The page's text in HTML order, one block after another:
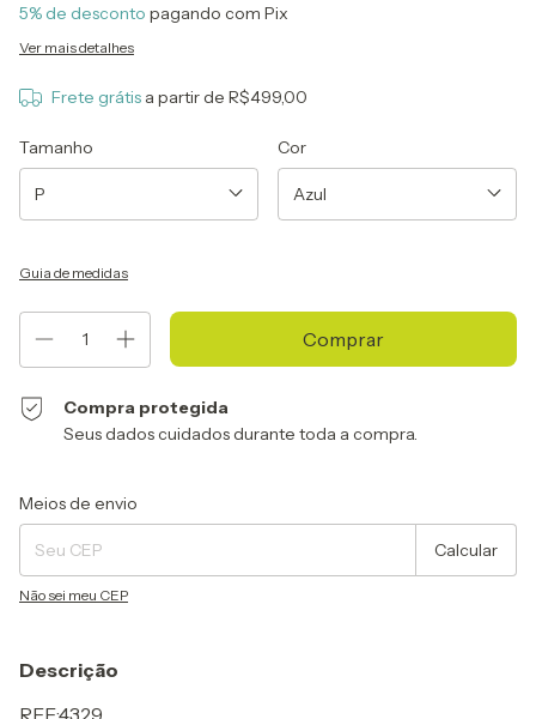
5% de desconto pagando com Pix
Ver mais detalhes
Frete grátis a partir de R$499,00
Tamanho Cor
Guia de medidas
Compra protegida
Seus dados cuidados durante toda a compra.
Entregas para o CEP:
Meios de envio
Calcular
Não sei meu CEP
Descrição
REF.:4329